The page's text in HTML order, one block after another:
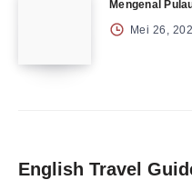
Mengenal
Mei 26,
English Travel